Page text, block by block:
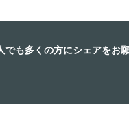
も多くの方にシェアをお